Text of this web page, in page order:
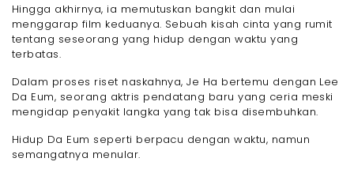
Hingga akhirnya, ia memutuskan bangkit dan mulai
menggarap film keduanya. Sebuah kisah cinta yang rumit
tentang seseorang yang hidup dengan waktu yang
terbatas.
Dalam proses riset naskahnya, Je Ha bertemu dengan Lee
Da Eum, seorang aktris pendatang baru yang ceria meski
mengidap penyakit langka yang tak bisa disembuhkan.
Hidup Da Eum seperti berpacu dengan waktu, namun
semangatnya menular.